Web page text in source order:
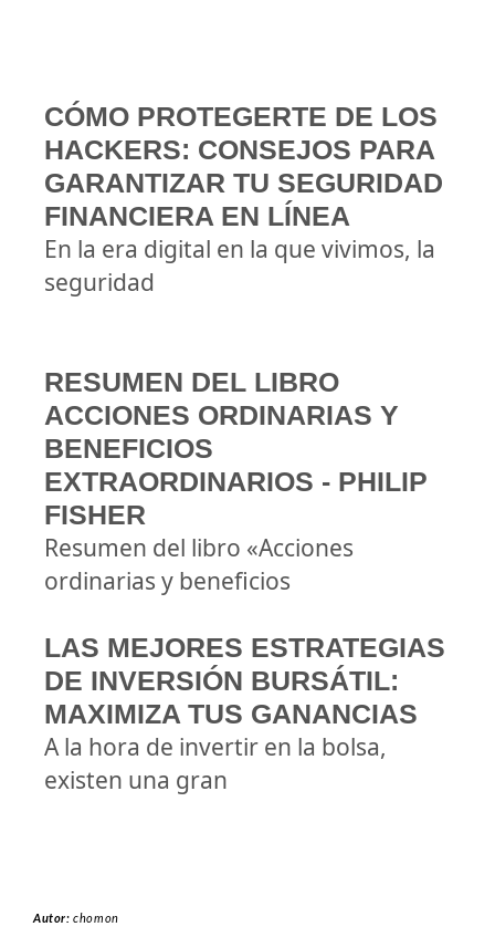
CÓMO PROTEGERTE DE LOS
HACKERS: CONSEJOS PARA
GARANTIZAR TU SEGURIDAD
FINANCIERA EN LÍNEA
En la era digital en la que vivimos, la
seguridad
RESUMEN DEL LIBRO
ACCIONES ORDINARIAS Y
BENEFICIOS
EXTRAORDINARIOS - PHILIP
FISHER
Resumen del libro «Acciones
ordinarias y beneficios
LAS MEJORES ESTRATEGIAS
DE INVERSIÓN BURSÁTIL:
MAXIMIZA TUS GANANCIAS
A la hora de invertir en la bolsa,
existen una gran
Autor:chomon